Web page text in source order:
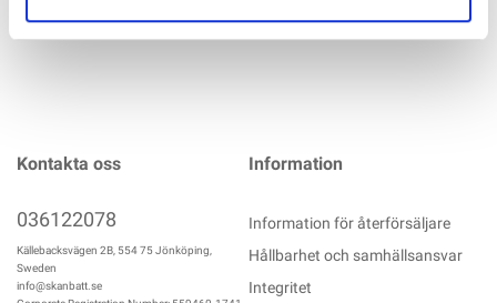
Kontakta oss
036122078
Källebacksvägen 2B, 554 75 Jönköping,
Sweden
info@skanbatt.se
Information
Information för återförsäljare
Hållbarhet och samhällsansvar
Integritet